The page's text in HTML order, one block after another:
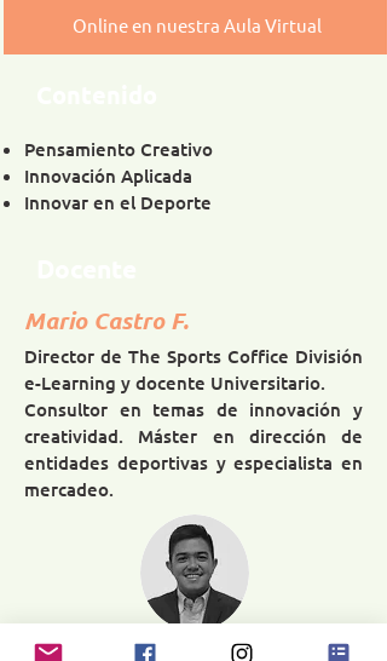
Online en nuestra Aula Virtual
Pensamiento Creativo
Innovación Aplicada
Innovar en el Deporte
Director de The Sports Coffice División
e-Learning y docente Universitario.
Consultor en temas de innovación y
creatividad. Máster en dirección de
entidades deportivas y especialista en
mercadeo.
Mario Castro F.